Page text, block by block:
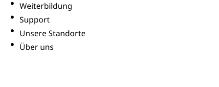
Weiterbildung
Support
Unsere Standorte
Über uns